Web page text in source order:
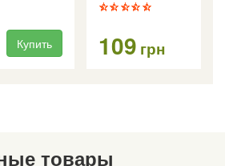
Купить 109 грн
товары